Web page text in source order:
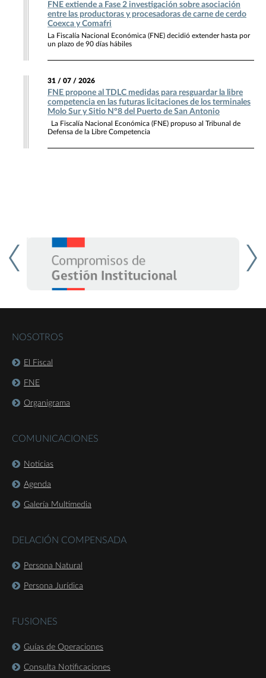
FNE extiende a Fase 2 investigación sobre asociación
entre las productoras y procesadoras de carne de cerdo
Coexca y Comafri
La Fiscalía Nacional Económica (FNE) decidió extender hasta por
un plazo de 90 días hábiles
31 / 07 / 2026
FNE propone al TDLC medidas para resguardar la libre
competencia en las futuras licitaciones de los terminales
Molo Sur y Sitio N°8 del Puerto de San Antonio
La Fiscalía Nacional Económica (FNE) propuso al Tribunal de
Defensa de la Libre Competencia
NOSOTROS
El Fiscal
FNE
Organigrama
COMUNICACIONES
Noticias
Agenda
Galería Multimedia
DELACIÓN COMPENSADA
Persona Natural
Persona Jurídica
FUSIONES
Guías de Operaciones
Consulta Notificaciones